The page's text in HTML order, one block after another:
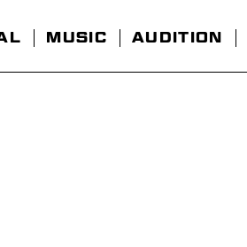
MUSIC AUDITION